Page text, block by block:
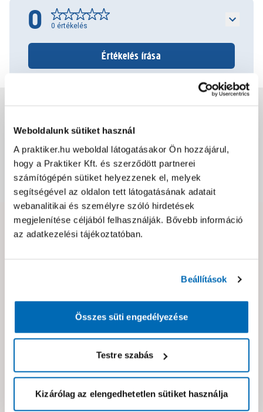
Weboldalunk sütiket használ
A praktiker.hu weboldal látogatásakor Ön hozzájárul,
hogy a Praktiker Kft. és szerződött partnerei
számítógépén sütiket helyezzenek el, melyek
segítségével az oldalon tett látogatásának adatait
webanalitikai és személyre szóló hirdetések
megjelenítése céljából felhasználják. Bővebb információ
az adatkezelési tájékoztatóban.
Beállítások
Összes süti engedélyezése
Testre szabás
Kizárólag az elengedhetetlen sütiket használja
0 0 értékelés
Értékelés írása
Csomagolási és súly információk
Dokumentumok, felelős személy
Hibát találtál az oldalon vagy a termék leírásában?